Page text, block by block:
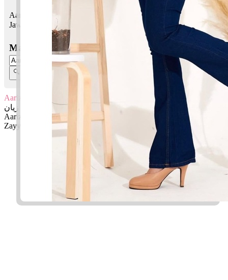
Aariz Zayyan bermaksud Ketua, pemimpin; Hiasan, yang cantik
Jawi:
اريز زيان
Masukkan Nama:
Aariz Zayyan
اريز زيان
Aariz: Ketua, pemimpin
Zayyan: Hiasan, yang cantik
✚ Baju Baby Custom Nama 'Aariz Zayyan'